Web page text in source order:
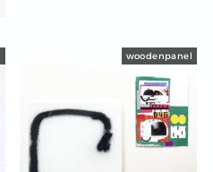
woodenpanel